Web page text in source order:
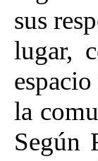
sus
lugar,
la
Según